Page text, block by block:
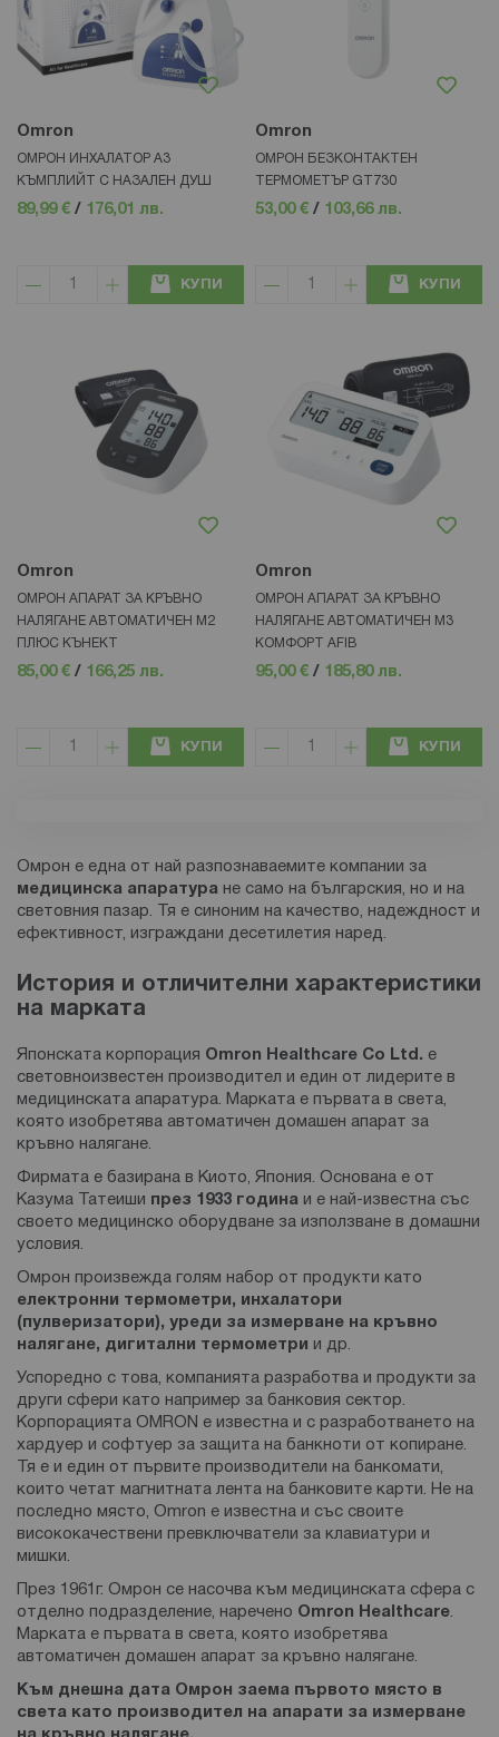
Omron
ОМРОН ИНХАЛАТОР А3
КЪМПЛИЙТ С НАЗАЛЕН ДУШ
89,99 € / 176,01 лв.
КУПИ
Omron
ОМРОН БЕЗКОНТАКТЕН
ТЕРМОМЕТЪР GT730
53,00 € / 103,66 лв.
КУПИ
Omron
ОМРОН АПАРАТ ЗА КРЪВНО
НАЛЯГАНЕ АВТОМАТИЧЕН М2
ПЛЮС КЪНЕКТ
85,00 € / 166,25 лв.
КУПИ
Omron
ОМРОН АПАРАТ ЗА КРЪВНО
НАЛЯГАНЕ АВТОМАТИЧЕН М3
КОМФОРТ AFIB
95,00 € / 185,80 лв.
КУПИ
Омрон е една от най разпознаваемите компании за
медицинска апаратура не само на българския, но и на
световния пазар. Тя е синоним на качество, надеждност и
ефективност, изграждани десетилетия наред.
История и отличителни характеристики
на марката
Японската корпорация Omron Healthcare Co Ltd. е
световноизвестен производител и един от лидерите в
медицинската апаратура. Марката е първата в света,
която изобретява автоматичен домашен апарат за
кръвно налягане.
Фирмата е базирана в Киото, Япония. Основана е от
Казума Татеиши през 1933 година и е най-известна със
своето медицинско оборудване за използване в домашни
условия.
Омрон произвежда голям набор от продукти като
електронни термометри, инхалатори
(пулверизатори), уреди за измерване на кръвно
налягане, дигитални термометри и др.
Успоредно с това, компанията разработва и продукти за
други сфери като например за банковия сектор.
Корпорацията OMRON е известна и с разработването на
хардуер и софтуер за защита на банкноти от копиране.
Тя е и един от първите производители на банкомати,
които четат магнитната лента на банковите карти. Не на
последно място, Omron е известна и със своите
висококачествени превключватели за клавиатури и
мишки.
През 1961г. Омрон се насочва към медицинската сфера с
отделно подразделение, наречено Omron Healthcare.
Марката е първата в света, която изобретява
автоматичен домашен апарат за кръвно налягане.
Към днешна дата Омрон заема първото място в
света като производител на апарати за измерване